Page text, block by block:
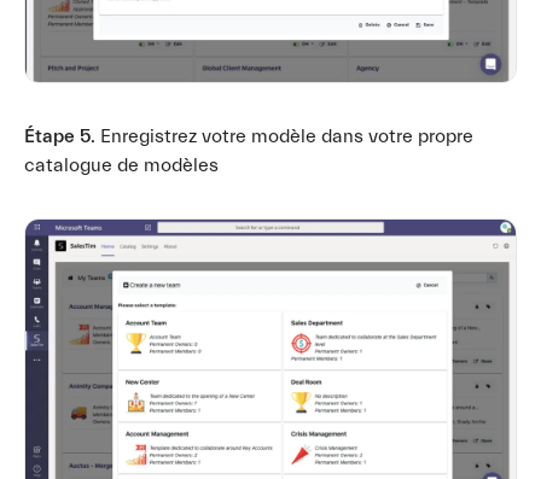
Étape 5. Enregistrez votre modèle dans votre propre
catalogue de modèles